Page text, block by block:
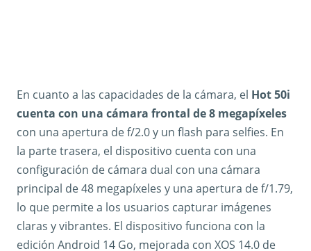
En cuanto a las capacidades de la cámara, el Hot 50i
cuenta con una cámara frontal de 8 megapíxeles
con una apertura de f/2.0 y un flash para selfies. En
la parte trasera, el dispositivo cuenta con una
configuración de cámara dual con una cámara
principal de 48 megapíxeles y una apertura de f/1.79,
lo que permite a los usuarios capturar imágenes
claras y vibrantes. El dispositivo funciona con la
edición Android 14 Go, mejorada con XOS 14.0 de